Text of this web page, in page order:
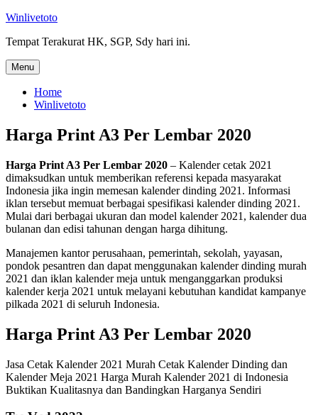
Skip
content
Winlivetoto
Tempat Terakurat HK, SGP, Sdy hari ini.
Menu
Home
Winlivetoto
Harga Print A3 Per Lembar 2020
Harga Print A3 Per Lembar 2020 – Kalender cetak 2021
dimaksudkan untuk memberikan referensi kepada masyarakat
Indonesia jika ingin memesan kalender dinding 2021. Informasi
iklan tersebut memuat berbagai spesifikasi kalender dinding 2021.
Mulai dari berbagai ukuran dan model kalender 2021, kalender dua
bulanan dan edisi tahunan dengan harga dihitung.
Manajemen kantor perusahaan, pemerintah, sekolah, yayasan,
pondok pesantren dan dapat menggunakan kalender dinding murah
2021 dan iklan kalender meja untuk menganggarkan produksi
kalender kerja 2021 untuk melayani kebutuhan kandidat kampanye
pilkada 2021 di seluruh Indonesia.
Harga Print A3 Per Lembar 2020
Jasa Cetak Kalender 2021 Murah Cetak Kalender Dinding dan
Kalender Meja 2021 Harga Murah Kalender 2021 di Indonesia
Buktikan Kualitasnya dan Bandingkan Harganya Sendiri